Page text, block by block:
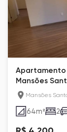
Apartamento
Mansões
Mansões
64m² 2